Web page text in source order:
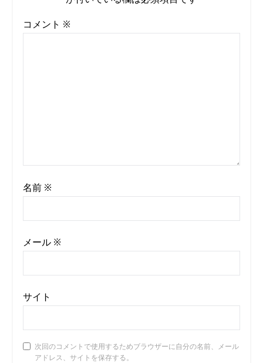
コメント ※
名前 ※
メール ※
サイト
次回のコメントで使用するためブラウザーに自分の名前、メール
アドレス、サイトを保存する。